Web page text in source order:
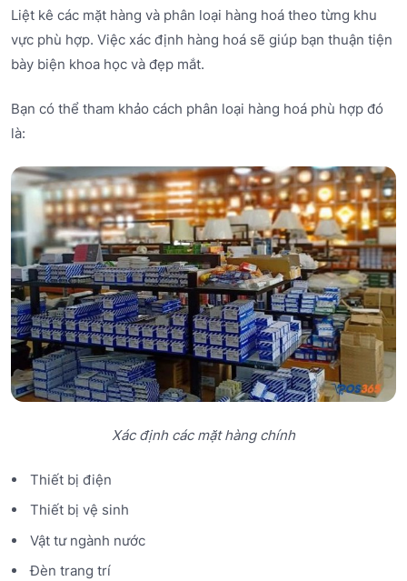
Liệt kê các mặt hàng và phân loại hàng hoá theo từng khu
vực phù hợp. Việc xác định hàng hoá sẽ giúp bạn thuận tiện
bày biện khoa học và đẹp mắt.
Bạn có thể tham khảo cách phân loại hàng hoá phù hợp đó
là:
Xác định các mặt hàng chính
Thiết bị điện
Thiết bị vệ sinh
Vật tư ngành nước
Đèn trang trí